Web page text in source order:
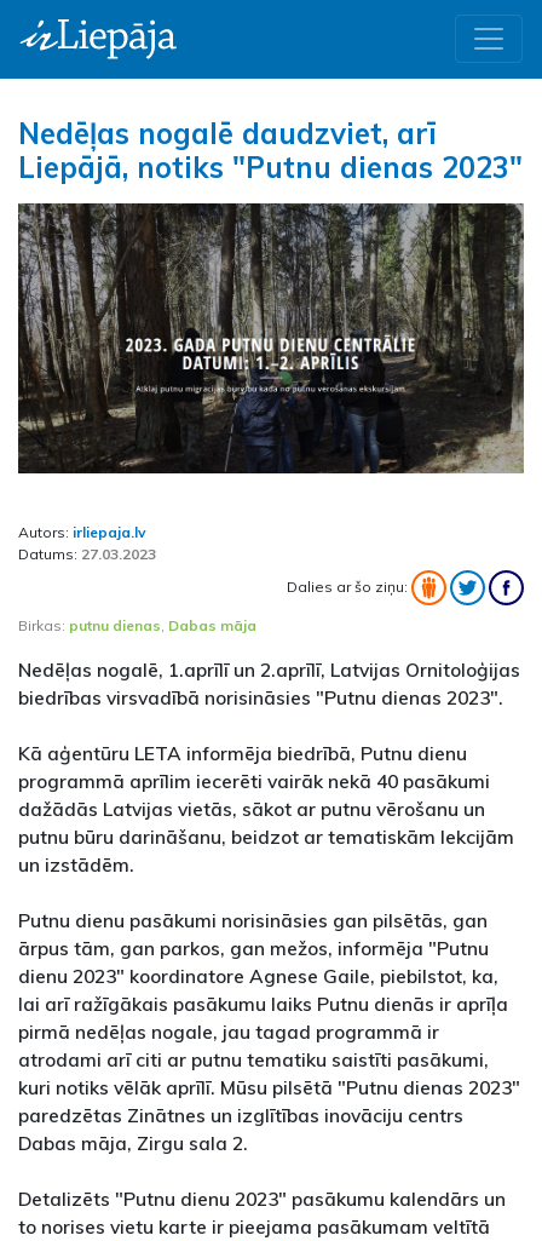
Nedēļas nogalē daudzviet, arī
Liepājā, notiks "Putnu dienas 2023"
Autors: irliepaja.lv
Datums: 27.03.2023
Dalies ar šo ziņu:
Birkas: putnu dienas, Dabas māja
Nedēļas nogalē, 1.aprīlī un 2.aprīlī, Latvijas Ornitoloģijas
biedrības virsvadībā norisināsies "Putnu dienas 2023".
Kā aģentūru LETA informēja biedrībā, Putnu dienu
programmā aprīlim iecerēti vairāk nekā 40 pasākumi
dažādās Latvijas vietās, sākot ar putnu vērošanu un
putnu būru darināšanu, beidzot ar tematiskām lekcijām
un izstādēm.
Putnu dienu pasākumi norisināsies gan pilsētās, gan
ārpus tām, gan parkos, gan mežos, informēja "Putnu
dienu 2023" koordinatore Agnese Gaile, piebilstot, ka,
lai arī ražīgākais pasākumu laiks Putnu dienās ir aprīļa
pirmā nedēļas nogale, jau tagad programmā ir
atrodami arī citi ar putnu tematiku saistīti pasākumi,
kuri notiks vēlāk aprīlī. Mūsu pilsētā "Putnu dienas 2023"
paredzētas Zinātnes un izglītības inovāciju centrs
Dabas māja, Zirgu sala 2.
Detalizēts "Putnu dienu 2023" pasākumu kalendārs un
to norises vietu karte ir pieejama pasākumam veltītā